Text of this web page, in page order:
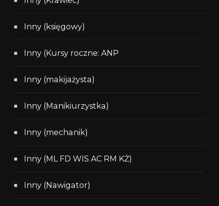
Inny (księgowy)
Inny (Kursy roczne: ANP
Inny (makijażysta)
Inny (Manikiurzystka)
Inny (mechanik)
Inny (ML FD WIS AC RM KŻ)
Inny (Nawigator)